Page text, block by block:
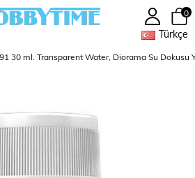
Türkçe
0
30 ml. Transparent Water, Diorama Su Dokusu